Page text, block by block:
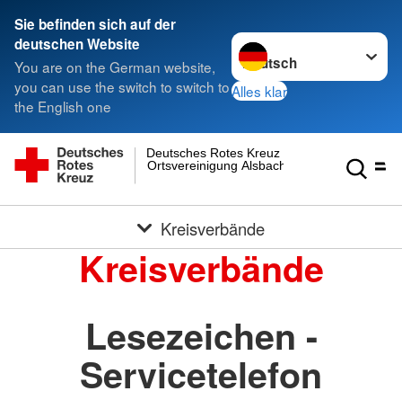
Sie befinden sich auf der
deutschen Website
You are on the German website,
you can use the switch to switch to
the English one
Sprache wechseln zu
Alles klar
Ortsvereinigung Alsbach
Deutsches Rotes Kreuz
Kreisverbände
Kreisverbände
Lesezeichen -
Servicetelefon